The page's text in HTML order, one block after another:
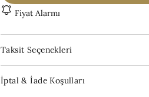
Fiyat Alarmı
Taksit Seçenekleri
İptal & İade Koşulları